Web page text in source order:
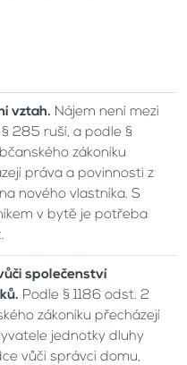
vztah. Nájem není mezi
285 ruší, a podle §
zákoníku
práva a povinnosti z
nového vlastníka. S
v bytě je potřeba
společenství
Podle § 1186 odst. 2
zákoníku přecházejí
jednotky dluhy
vůči správci domu,